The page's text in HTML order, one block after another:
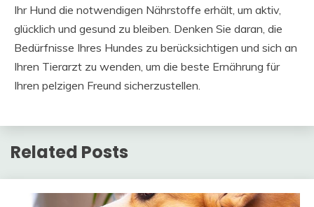
Ihr Hund die notwendigen Nährstoffe erhält, um aktiv,
glücklich und gesund zu bleiben. Denken Sie daran, die
Bedürfnisse Ihres Hundes zu berücksichtigen und sich an
Ihren Tierarzt zu wenden, um die beste Ernährung für
Ihren pelzigen Freund sicherzustellen.
Related Posts